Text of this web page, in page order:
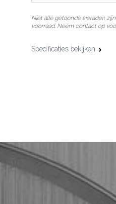
Niet alle getoonde sieraden
voorraad. Neem contact op
Specificaties bekijken